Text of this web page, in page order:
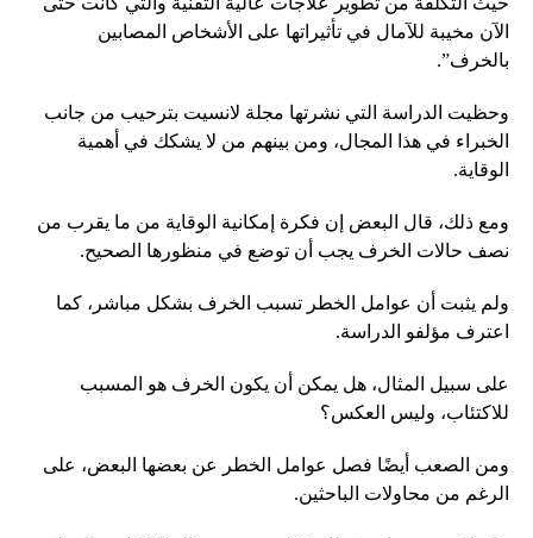
الآن مخيبة للآمال في تأثيراتها على الأشخاص المصابين
بالخرف”.
وحظيت الدراسة التي نشرتها مجلة لانسيت بترحيب من جانب
الخبراء في هذا المجال، ومن بينهم من لا يشكك في أهمية
الوقاية.
ومع ذلك، قال البعض إن فكرة إمكانية الوقاية من ما يقرب من
نصف حالات الخرف يجب أن توضع في منظورها الصحيح.
ولم يثبت أن عوامل الخطر تسبب الخرف بشكل مباشر، كما
اعترف مؤلفو الدراسة.
على سبيل المثال، هل يمكن أن يكون الخرف هو المسبب
للاكتئاب، وليس العكس؟
ومن الصعب أيضًا فصل عوامل الخطر عن بعضها البعض، على
الرغم من محاولات الباحثين.